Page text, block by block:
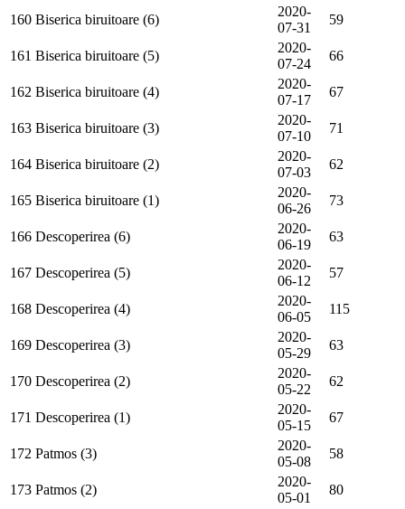
160 Biserica biruitoare (6)
2020-
07-31
59
161 Biserica biruitoare (5)
2020-
07-24
66
162 Biserica biruitoare (4)
2020-
07-17
67
163 Biserica biruitoare (3)
2020-
07-10
71
164 Biserica biruitoare (2)
2020-
07-03
62
165 Biserica biruitoare (1)
2020-
06-26
73
166 Descoperirea (6)
2020-
06-19
63
167 Descoperirea (5)
2020-
06-12
57
168 Descoperirea (4)
2020-
06-05
115
169 Descoperirea (3)
2020-
05-29
63
170 Descoperirea (2)
2020-
05-22
62
171 Descoperirea (1)
2020-
05-15
67
172 Patmos (3)
2020-
05-08
58
173 Patmos (2)
2020-
05-01
80